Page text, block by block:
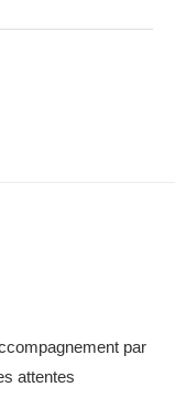
par
attentes